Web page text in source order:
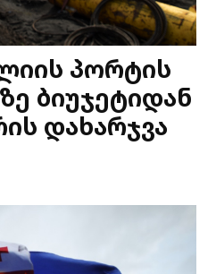
პორტის
ბიუჯეტიდან
დახარჯვა